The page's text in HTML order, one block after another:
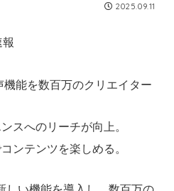
2025.09.11
機能を数百万のクリエイター
スへのリーチが向上。
ンテンツを楽しめる。